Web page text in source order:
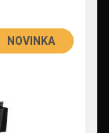
NOVINKA